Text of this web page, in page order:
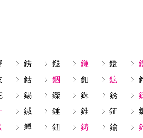
錺 鎹 鎌 鐶
鈷 錮 釦 鉱
錫 鑠 銖 銹
鍼 錘 錐 鉦
鈕 鋳 鍮